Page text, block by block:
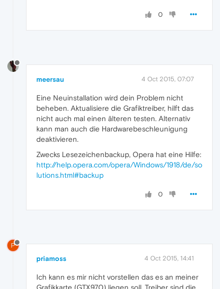
0
meersau 4 Oct 2015, 07:07
Eine Neuinstallation wird dein Problem nicht
beheben. Aktualisiere die Grafiktreiber, hilft das
nicht auch mal einen älteren testen. Alternativ
kann man auch die Hardwarebeschleunigung
deaktivieren.
Zwecks Lesezeichenbackup, Opera hat eine Hilfe:
http://help.opera.com/opera/Windows/1918/de/so
lutions.html#backup
0
P
priamoss 4 Oct 2015, 14:41
Ich kann es mir nicht vorstellen das es an meiner